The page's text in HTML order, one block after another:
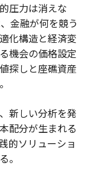
圧力は消えな
金融が何を競う
化構造と経済変
機会の価格設定
探しと座礁資産
新しい分析を発
配分が生まれる
的ソリューショ
。